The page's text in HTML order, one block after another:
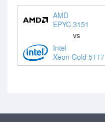
AMD
EPYC 3151
vs
Intel
Xeon Gold 5117